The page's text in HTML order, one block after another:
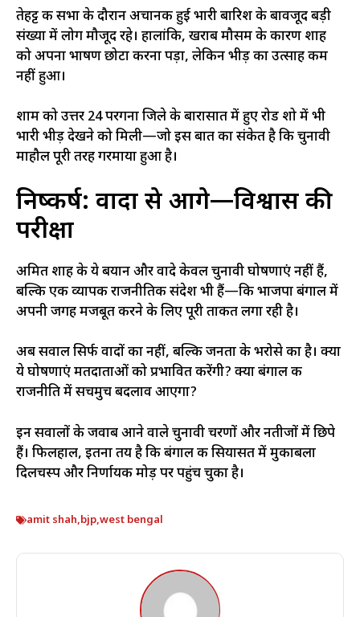
तेहट्ट की सभा के दौरान अचानक हुई भारी बारिश के बावजूद बड़ी
संख्या में लोग मौजूद रहे। हालांकि, खराब मौसम के कारण शाह
को अपना भाषण छोटा करना पड़ा, लेकिन भीड़ का उत्साह कम
नहीं हुआ।
शाम को उत्तर 24 परगना जिले के बारासात में हुए रोड शो में भी
भारी भीड़ देखने को मिली—जो इस बात का संकेत है कि चुनावी
माहौल पूरी तरह गरमाया हुआ है।
निष्कर्ष: वादों से आगे—विश्वास की
परीक्षा
अमित शाह के ये बयान और वादे केवल चुनावी घोषणाएं नहीं हैं,
बल्कि एक व्यापक राजनीतिक संदेश भी हैं—कि भाजपा बंगाल में
अपनी जगह मजबूत करने के लिए पूरी ताकत लगा रही है।
अब सवाल सिर्फ वादों का नहीं, बल्कि जनता के भरोसे का है। क्या
ये घोषणाएं मतदाताओं को प्रभावित करेंगी? क्या बंगाल की
राजनीति में सचमुच बदलाव आएगा?
इन सवालों के जवाब आने वाले चुनावी चरणों और नतीजों में छिपे
हैं। फिलहाल, इतना तय है कि बंगाल की सियासत में मुकाबला
दिलचस्प और निर्णायक मोड़ पर पहुंच चुका है।
amit shah,bjp,west bengal